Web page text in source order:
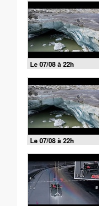
Le 07/08 à 22h
Le 07/08 à 22h